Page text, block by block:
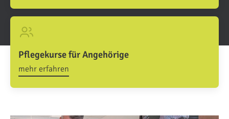
Pflegekurse für Angehörige
mehr erfahren